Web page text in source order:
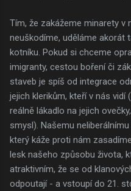
Tím, že zakážeme minarety v
neuškodíme, uděláme akorát
kotníku. Pokud si chceme
imigranty, cestou boření či
staveb je spíš od integrace
jejich klerikům, kteří v nás vidí
reálně lákadlo na jejich
smysl). Našemu
který káže proti nám
lesk našeho způsobu života,
atraktivním, že se od
odpoutají - a vstoupí do 21.